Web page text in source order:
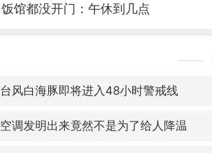
饭馆都没开门：午休到几点
台风白海豚即将进入48小时警戒线
空调发明出来竟然不是为了给人降温